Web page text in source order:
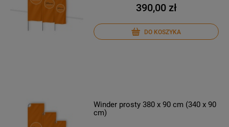
390,00 zł
DO KOSZYKA
Winder prosty 380 x 90 cm (340 x 90
cm)